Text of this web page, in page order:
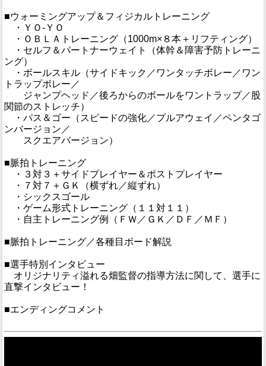
■ウォーミングアップ＆フィジカルトレーニング
・ＹＯ-ＹＯ
・ＯＢＬＡトレーニング（1000m×８本＋リフティング）
・セルフ＆パートナーウェイト（体幹＆障害予防トレーニ
ング）
・ボールスキル（サイドキック／ワンタッチボレー／ワン
トラップボレー／
ジャンプヘッド／後ろからのボールをワントラップ／股
関節のストレッチ）
・パス＆ゴー（スピードの強化／プルアウェイ／ペンタゴ
ンバージョン／
スクエアバージョン）
■脈拍トレーニング
・３対３＋サイドプレイヤー＆ポストプレイヤー
・７対７＋ＧＫ（横ずれ／縦ずれ）
・シックスゴール
・ゲーム形式トレーニング（１１対１１）
・自主トレーニング例（ＦＷ／ＧＫ／ＤＦ／ＭＦ）
■脈拍トレーニング／各種目ボード解説
■選手特別インタビュー
オリジナリティ溢れる畑監督の指導方法に関して、選手に
直撃インタビュー！
■エンディングコメント